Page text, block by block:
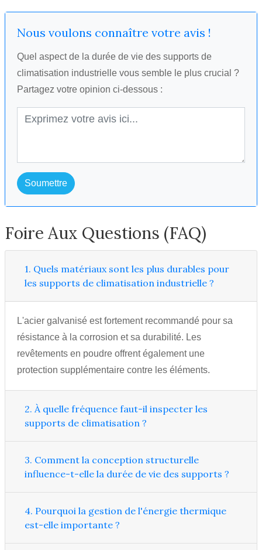
Nous voulons connaître votre avis !
Quel aspect de la durée de vie des supports de
climatisation industrielle vous semble le plus crucial ?
Partagez votre opinion ci-dessous :
Soumettre
Foire Aux Questions (FAQ)
1. Quels matériaux sont les plus durables pour
les supports de climatisation industrielle ?
L'acier galvanisé est fortement recommandé pour sa
résistance à la corrosion et sa durabilité. Les
revêtements en poudre offrent également une
protection supplémentaire contre les éléments.
2. À quelle fréquence faut-il inspecter les
supports de climatisation ?
3. Comment la conception structurelle
influence-t-elle la durée de vie des supports ?
4. Pourquoi la gestion de l'énergie thermique
est-elle importante ?